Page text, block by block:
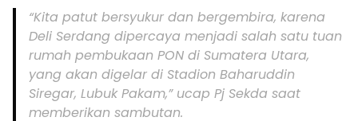
“Kita patut bersyukur dan bergembira, karena
Deli Serdang dipercaya menjadi salah satu tuan
rumah pembukaan PON di Sumatera Utara,
yang akan digelar di Stadion Baharuddin
Siregar, Lubuk Pakam,” ucap Pj Sekda saat
memberikan sambutan.